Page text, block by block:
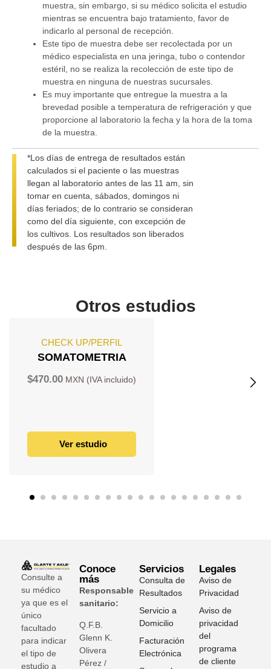
muestra, sin embargo, si su médico solicita el estudio
mientras se encuentra bajo tratamiento, favor de
indicarlo al personal de recepción.
Este tipo de muestra debe ser recolectada por un
médico especialista en una jeringa, tubo o contendor
estéril, no se realiza la recolección de este tipo de
muestra en ninguna de nuestras sucursales.
Es muy importante que entregue la muestra a la
brevedad posible a temperatura de refrigeración y que
proporcione al laboratorio la fecha y la hora de la toma
de la muestra.
*Los días de entrega de resultados están
calculados si el paciente o las muestras
llegan al laboratorio antes de las 11 am, sin
tomar en cuenta, sábados, domingos ni
días feriados; de lo contrario se consideran
como del día siguiente, con excepción de
los cultivos. Los resultados son liberados
después de las 6pm.
Otros estudios
CHECK UP/PERFIL
SOMATOMETRIA
$470.00
Ver estudio
Consulte a
su médico
ya que es el
único
facultado
para indicar
el tipo de
estudio a
Conoce
más
Responsable
sanitario:
Q.F.B.
Glenn K
Olivera
Pérez /
Servicios
Consulta de
Resultados
Servicio a
Domicilio
Facturación
Electrónica
Legales
Aviso de
Privacidad
Aviso de
privacidad
del
programa
de cliente